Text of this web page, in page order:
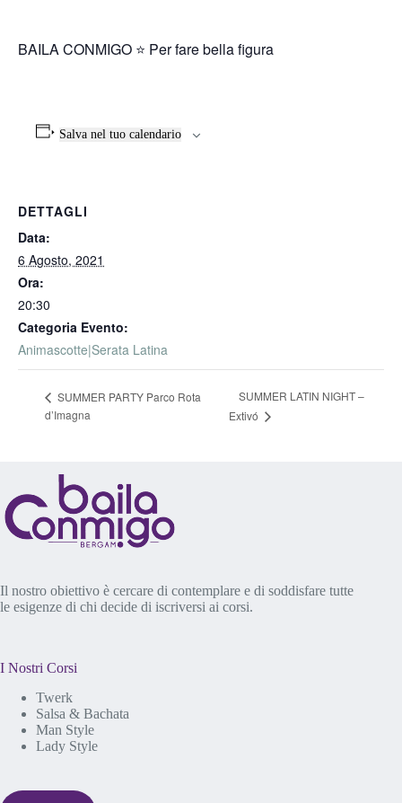
BAILA CONMIGO ⭐️ Per fare bella figura
Salva nel tuo calendario
DETTAGLI
Data:
6 Agosto, 2021
Ora:
20:30
Categoria Evento:
Animascotte|Serata Latina
SUMMER PARTY Parco Rota
d’Imagna
SUMMER LATIN NIGHT –
Extivó
Il nostro obiettivo è cercare di contemplare e di soddisfare tutte
le esigenze di chi decide di iscriversi ai corsi.
I Nostri Corsi
Twerk
Salsa & Bachata
Man Style
Lady Style